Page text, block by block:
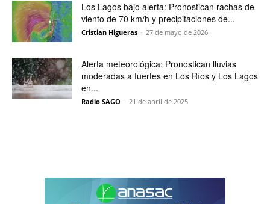
Los Lagos bajo alerta: Pronostican rachas de
viento de 70 km/h y precipitaciones de...
Cristian Higueras - 27 de mayo de 2026
Alerta meteorológica: Pronostican lluvias
moderadas a fuertes en Los Ríos y Los Lagos
en...
Radio SAGO - 21 de abril de 2025